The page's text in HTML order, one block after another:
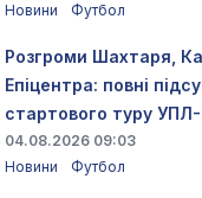
Новини
Футбол
Розгроми Шахтаря,
Епіцентра: повні
стартового туру
04.08.2026 09:03
Новини
Футбол